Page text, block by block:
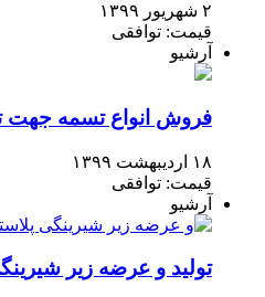
۲ شهریور ۱۳۹۹
قیمت: توافقی
آرشیو
فروش انواع تسمه جهت
۱۸ اردیبهشت ۱۳۹۹
قیمت: توافقی
آرشیو
تولید و عرضه زیر